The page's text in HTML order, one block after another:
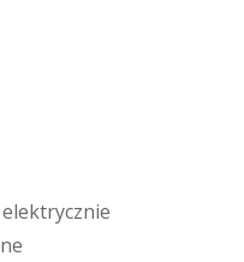
elektrycznie
ne